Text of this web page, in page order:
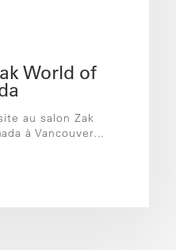
World of
au salon Zak
à Vancouver...